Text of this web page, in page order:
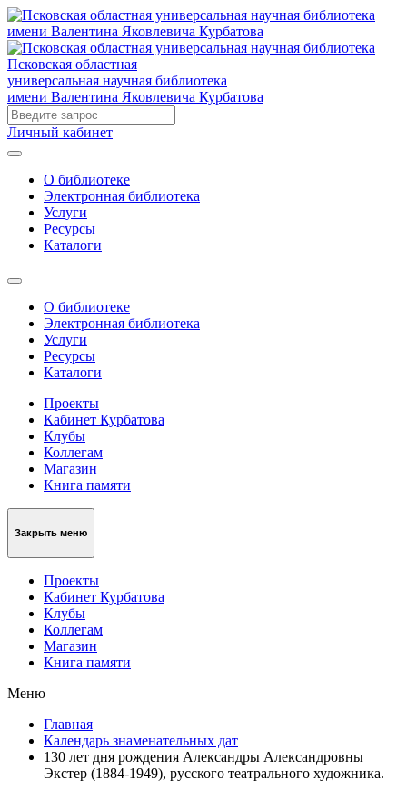
Псковская областная
универсальная научная библиотека
имени Валентина Яковлевича Курбатова
Личный кабинет
О библиотеке
Электронная библиотека
Услуги
Ресурсы
Каталоги
О библиотеке
Электронная библиотека
Услуги
Ресурсы
Каталоги
Проекты
Кабинет Курбатова
Клубы
Коллегам
Магазин
Книга памяти
Закрыть меню
Проекты
Кабинет Курбатова
Клубы
Коллегам
Магазин
Книга памяти
Меню
Главная
Календарь знаменательных дат
130 лет дня рождения Александры Александровны
Экстер (1884-1949), русского театрального художника.